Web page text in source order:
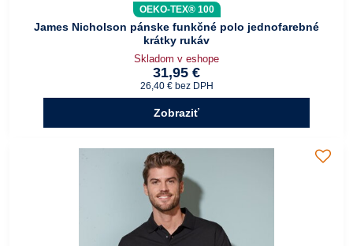
OEKO-TEX® 100
James Nicholson pánske funkčné polo jednofarebné
krátky rukáv
Skladom v eshope
31,95 €
26,40 € bez DPH
Zobraziť